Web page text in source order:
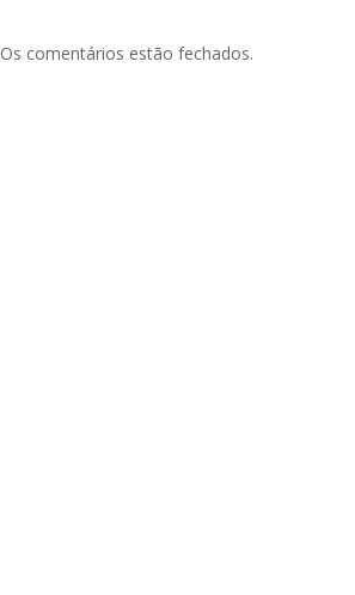
Os comentários estão fechados.